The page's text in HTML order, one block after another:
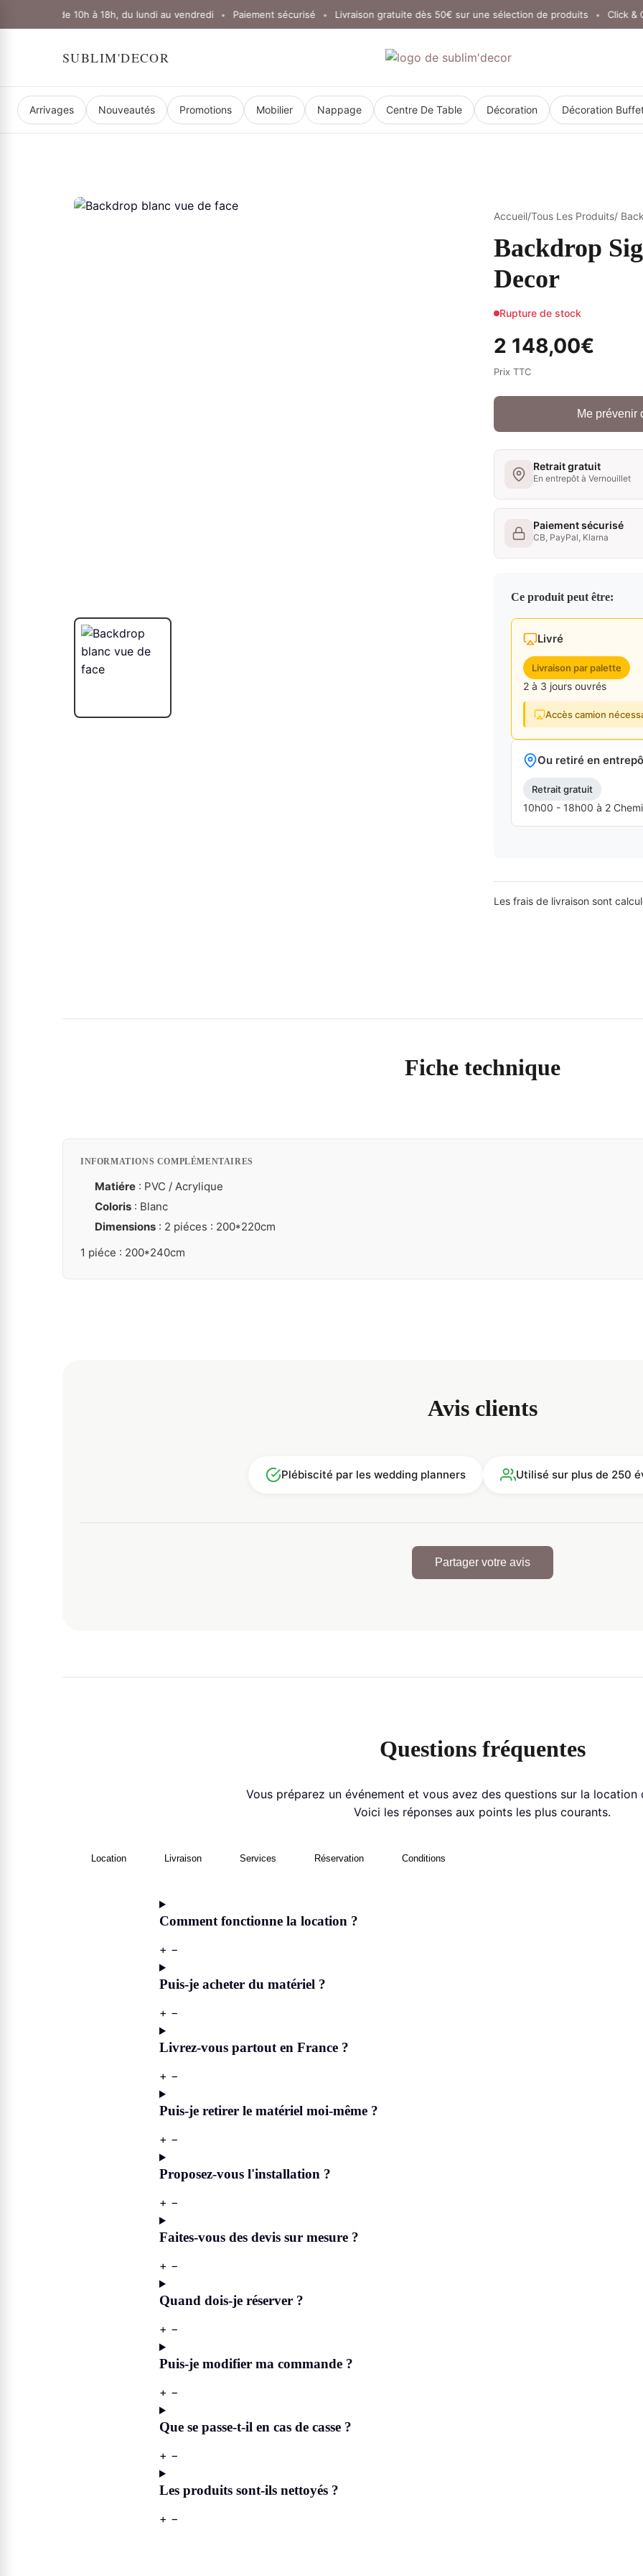
: de 10h à 18h, du lundi au vendredi • Paiement sécurisé • Livraison gratuite dès 50€ sur une sélection de produits • Click &
SUBLIM'DECOR
Arrivages Nouveautés Promotions Mobilier Nappage Centre De Table Décoration Décoration
Accueil/Tous Les Produits/
Backdrop
Decor
Rupture de stock
2 148,00€
Prix TTC
Me prévenir
Retrait gratuit
En entrepôt à Vernouillet
Paiement sécurisé
CB, PayPal, Klarna
Ce produit peut être:
Livré
Livraison par palette
2 à 3 jours ouvrés
Accès camion
Ou retiré en
Retrait gratuit
10h00 - 18h00 à 2
Les frais de livraison sont
Fiche technique
INFORMATIONS COMPLÉMENTAIRES
Matiére : PVC / Acrylique
Coloris : Blanc
Dimensions : 2 piéces : 200*220cm
1 piéce : 200*240cm
Avis clients
Plébiscité par les wedding planners Utilisé sur plus de 250
Partager votre avis
Questions fréquentes
Vous préparez un événement et vous avez des questions sur la location
Voici les réponses aux points les plus courants.
Location Livraison Services Réservation Conditions
Comment fonctionne la location ?
+ −
Puis-je acheter du matériel ?
+ −
Livrez-vous partout en France ?
+ −
Puis-je retirer le matériel moi-même ?
+ −
Proposez-vous l'installation ?
+ −
Faites-vous des devis sur mesure ?
+ −
Quand dois-je réserver ?
+ −
Puis-je modifier ma commande ?
+ −
Que se passe-t-il en cas de casse ?
+ −
Les produits sont-ils nettoyés ?
+ −